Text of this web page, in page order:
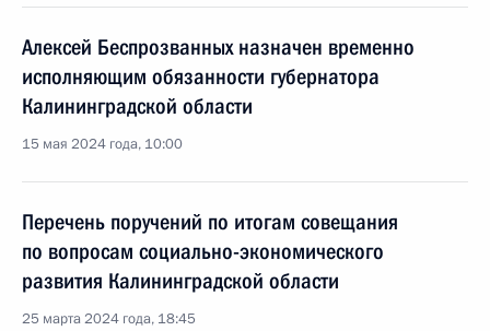
Алексей Беспрозванных назначен временно
исполняющим обязанности губернатора
Калининградской области
15 мая 2024 года, 10:00
Перечень поручений по итогам совещания
по вопросам социально-экономического
развития Калининградской области
25 марта 2024 года, 18:45